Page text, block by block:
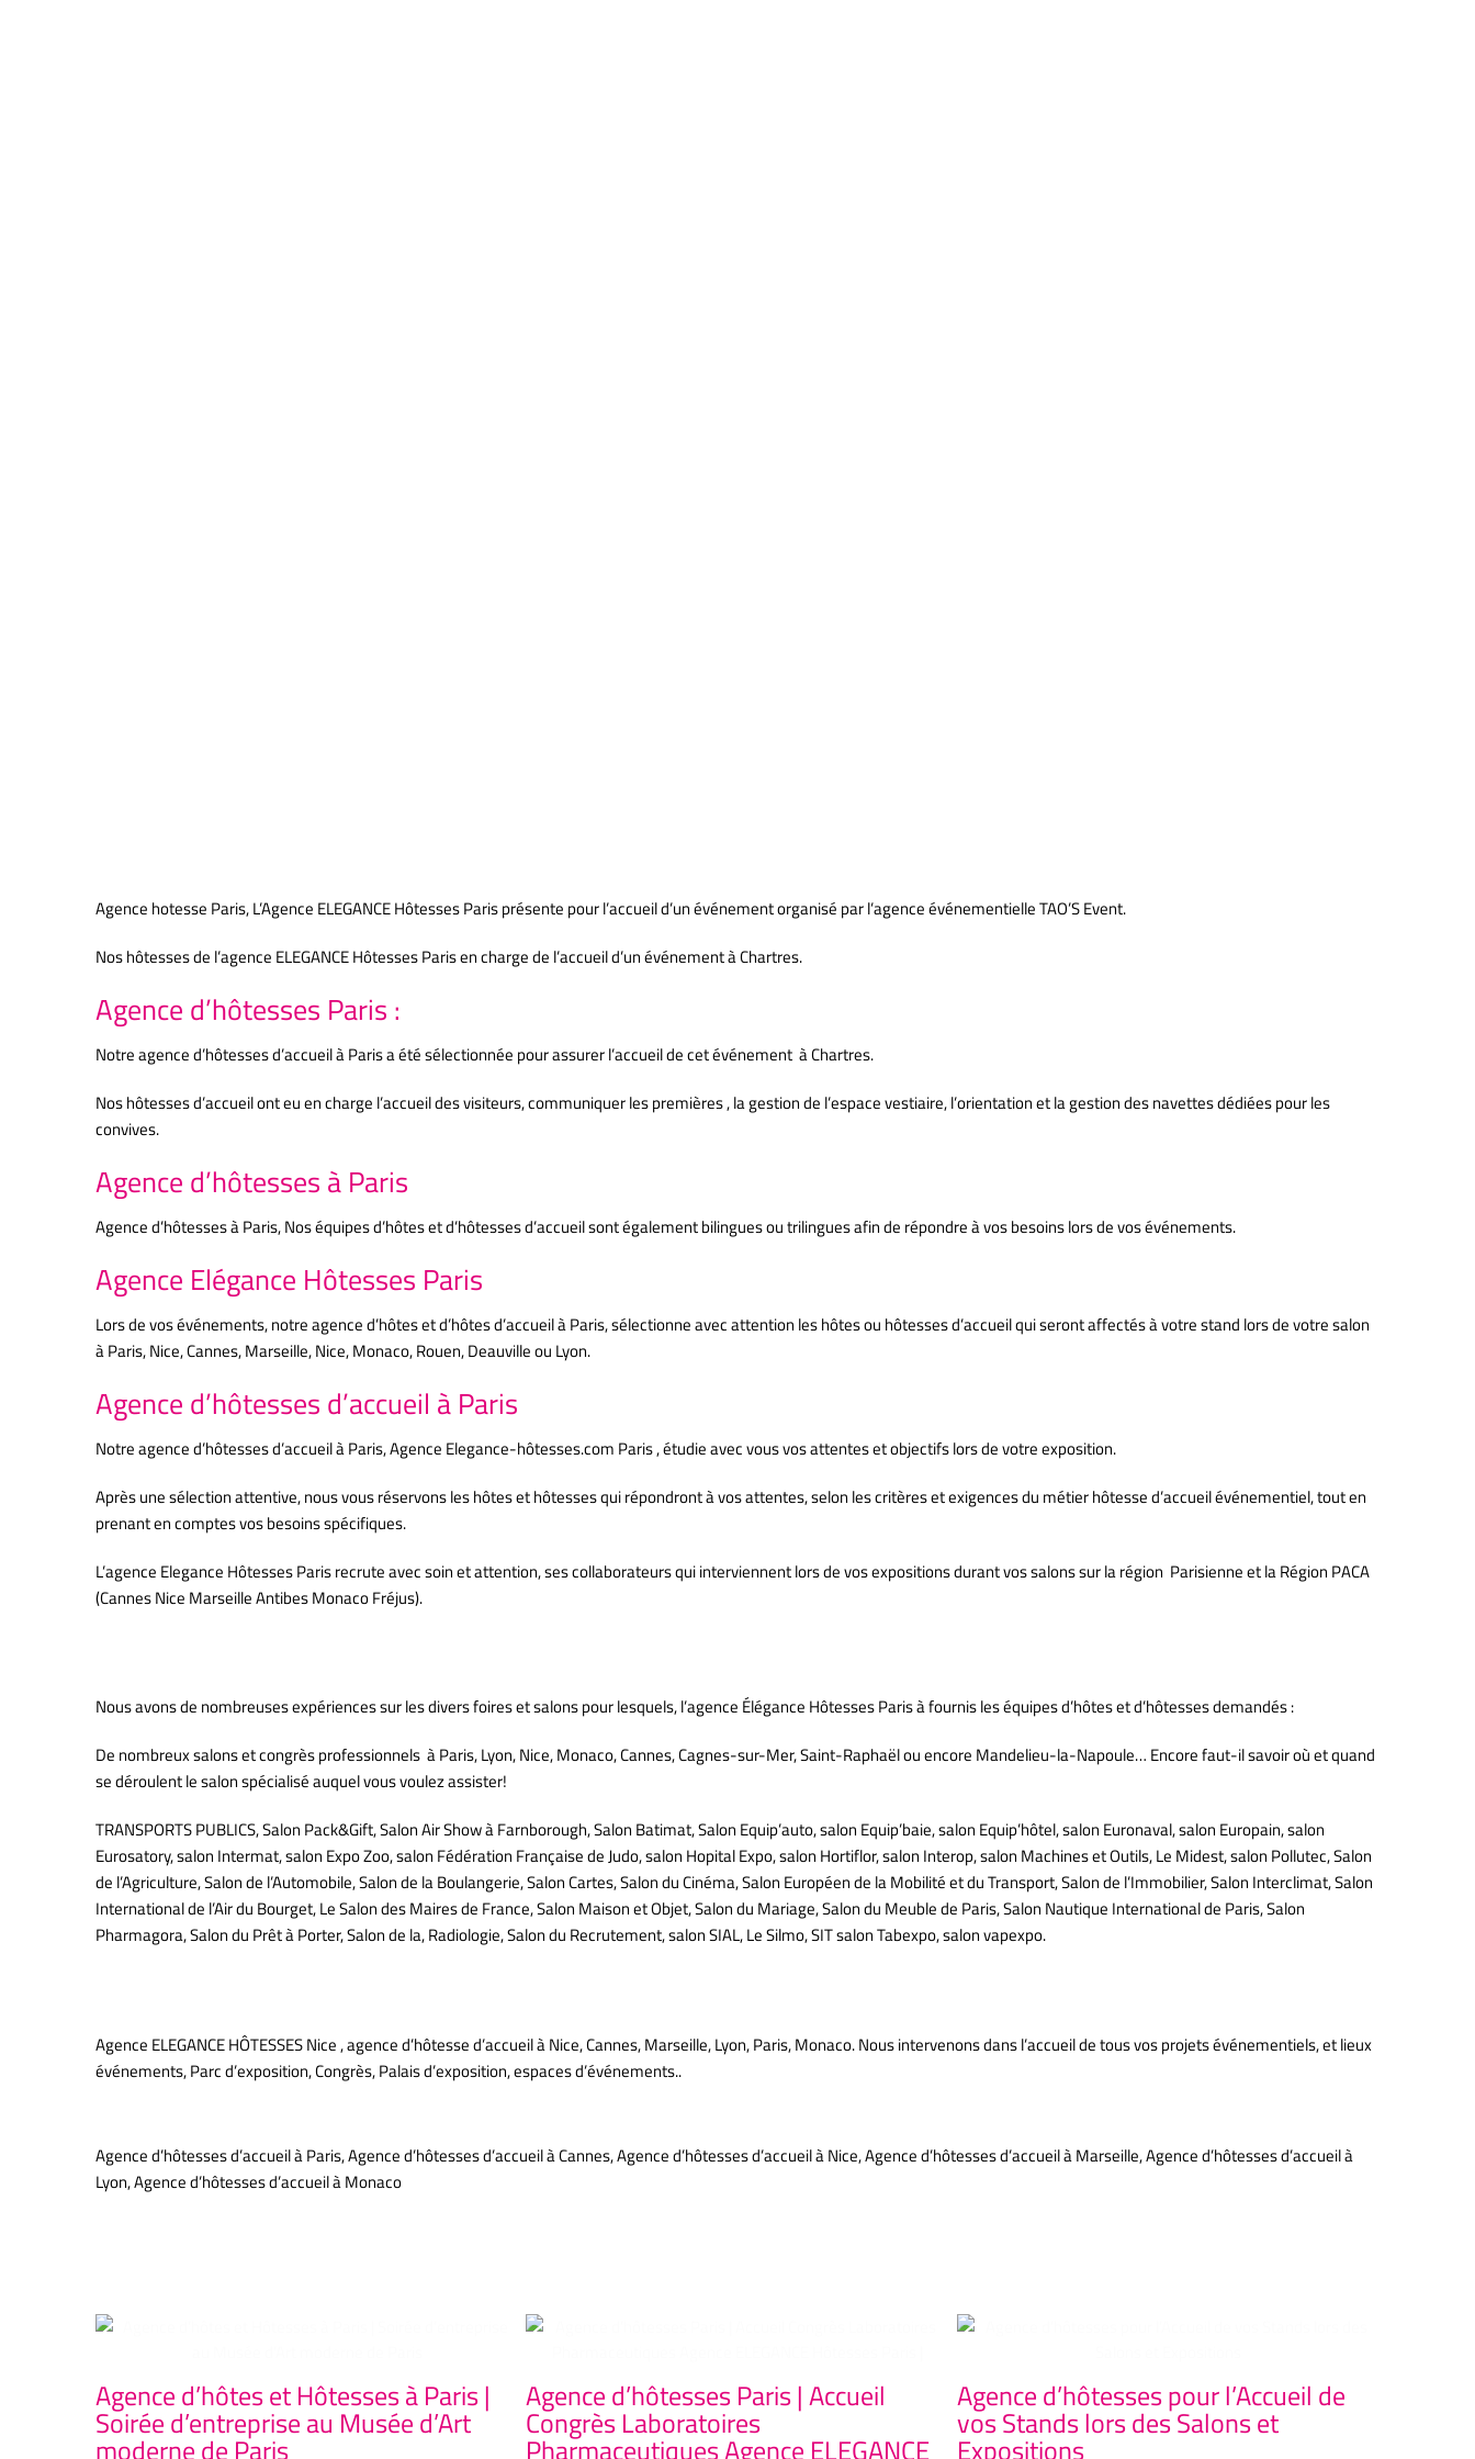
Agence hotesse Paris, L’Agence ELEGANCE Hôtesses Paris présente pour l’accueil d’un événement organisé par l’agence événementielle TAO’S Event.
Nos hôtesses de l’agence ELEGANCE Hôtesses Paris en charge de l’accueil d’un événement à Chartres.
Agence d’hôtesses Paris :
Notre agence d’hôtesses d’accueil à Paris a été sélectionnée pour assurer l’accueil de cet événement à Chartres.
Nos hôtesses d’accueil ont eu en charge l’accueil des visiteurs, communiquer les premières , la gestion de l’espace vestiaire, l’orientation et la gestion des navettes dédiées pour les
convives.
Agence d’hôtesses à Paris
Agence d’hôtesses à Paris, Nos équipes d’hôtes et d’hôtesses d’accueil sont également bilingues ou trilingues afin de répondre à vos besoins lors de vos événements.
Agence Elégance Hôtesses Paris
Lors de vos événements, notre agence d’hôtes et d’hôtes d’accueil à Paris, sélectionne avec attention les hôtes ou hôtesses d’accueil qui seront affectés à votre stand lors de votre salon
à Paris, Nice, Cannes, Marseille, Nice, Monaco, Rouen, Deauville ou Lyon.
Agence d’hôtesses d’accueil à Paris
Notre agence d’hôtesses d’accueil à Paris, Agence Elegance-hôtesses.com Paris , étudie avec vous vos attentes et objectifs lors de votre exposition.
Après une sélection attentive, nous vous réservons les hôtes et hôtesses qui répondront à vos attentes, selon les critères et exigences du métier hôtesse d’accueil événementiel, tout en
prenant en comptes vos besoins spécifiques.
L’agence Elegance Hôtesses Paris recrute avec soin et attention, ses collaborateurs qui interviennent lors de vos expositions durant vos salons sur la région Parisienne et la Région PACA
(Cannes Nice Marseille Antibes Monaco Fréjus).
Nous avons de nombreuses expériences sur les divers foires et salons pour lesquels, l’agence Élégance Hôtesses Paris à fournis les équipes d’hôtes et d’hôtesses demandés :
De nombreux salons et congrès professionnels à Paris, Lyon, Nice, Monaco, Cannes, Cagnes-sur-Mer, Saint-Raphaël ou encore Mandelieu-la-Napoule… Encore faut-il savoir où et quand
se déroulent le salon spécialisé auquel vous voulez assister!
TRANSPORTS PUBLICS, Salon Pack&Gift, Salon Air Show à Farnborough, Salon Batimat, Salon Equip’auto, salon Equip’baie, salon Equip’hôtel, salon Euronaval, salon Europain, salon
Eurosatory, salon Intermat, salon Expo Zoo, salon Fédération Française de Judo, salon Hopital Expo, salon Hortiflor, salon Interop, salon Machines et Outils, Le Midest, salon Pollutec, Salon
de l’Agriculture, Salon de l’Automobile, Salon de la Boulangerie, Salon Cartes, Salon du Cinéma, Salon Européen de la Mobilité et du Transport, Salon de l’Immobilier, Salon Interclimat, Salon
International de l’Air du Bourget, Le Salon des Maires de France, Salon Maison et Objet, Salon du Mariage, Salon du Meuble de Paris, Salon Nautique International de Paris, Salon
Pharmagora, Salon du Prêt à Porter, Salon de la, Radiologie, Salon du Recrutement, salon SIAL, Le Silmo, SIT salon Tabexpo, salon vapexpo.
Agence ELEGANCE HÔTESSES Nice , agence d’hôtesse d’accueil à Nice, Cannes, Marseille, Lyon, Paris, Monaco. Nous intervenons dans l’accueil de tous vos projets événementiels, et lieux
événements, Parc d’exposition, Congrès, Palais d’exposition, espaces d’événements..
Agence d’hôtesses d’accueil à Paris, Agence d’hôtesses d’accueil à Cannes, Agence d’hôtesses d’accueil à Nice, Agence d’hôtesses d’accueil à Marseille, Agence d’hôtesses d’accueil à
Lyon, Agence d’hôtesses d’accueil à Monaco
Agence d’hôtes et Hôtesses à Paris |
Soirée d’entreprise au Musée d’Art
moderne de Paris
Agence d’hôtesses Paris | Accueil
Congrès Laboratoires
Pharmaceutiques Agence ELEGANCE
Agence d’hôtesses pour l’Accueil de
vos Stands lors des Salons et
Expositions